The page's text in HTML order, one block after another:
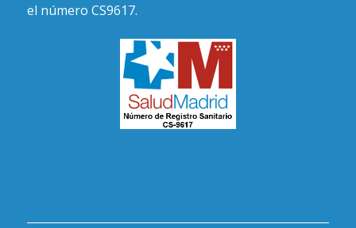
el número CS9617.